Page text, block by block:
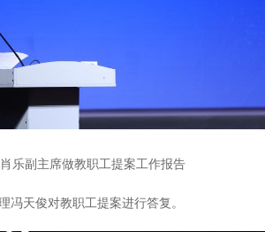
乐副主席做教职工提案工作报告
冯天俊对教职工提案进行答复。